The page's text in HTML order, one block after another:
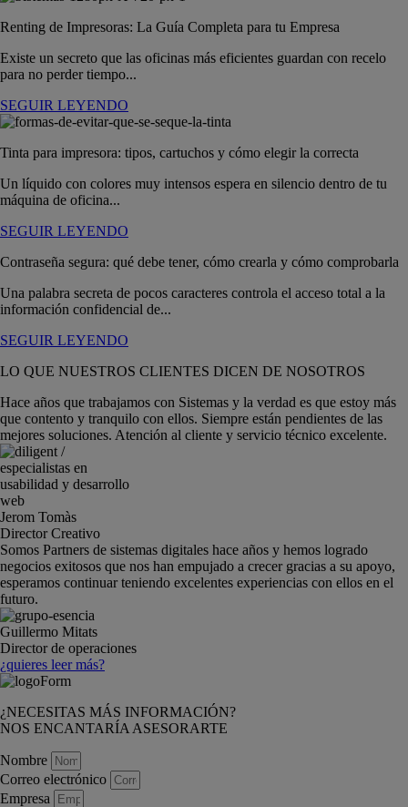
Renting de Impresoras: La Guía Completa para tu Empresa
Existe un secreto que las oficinas más eficientes guardan con recelo
para no perder tiempo...
SEGUIR LEYENDO
Tinta para impresora: tipos, cartuchos y cómo elegir la correcta
Un líquido con colores muy intensos espera en silencio dentro de tu
máquina de oficina...
SEGUIR LEYENDO
Contraseña segura: qué debe tener, cómo crearla y cómo comprobarla
Una palabra secreta de pocos caracteres controla el acceso total a la
información confidencial de...
SEGUIR LEYENDO
LO QUE NUESTROS CLIENTES DICEN DE NOSOTROS
Hace años que trabajamos con Sistemas y la verdad es que estoy más
que contento y tranquilo con ellos. Siempre están pendientes de las
mejores soluciones. Atención al cliente y servicio técnico excelente.
Jerom Tomàs
Director Creativo
Somos Partners de sistemas digitales hace años y hemos logrado
negocios exitosos que nos han empujado a crecer gracias a su apoyo,
esperamos continuar teniendo excelentes experiencias con ellos en el
futuro.
Guillermo Mitats
Director de operaciones
¿quieres leer más?
¿NECESITAS MÁS INFORMACIÓN?
NOS ENCANTARÍA ASESORARTE
Nombre
Correo electrónico
Empresa